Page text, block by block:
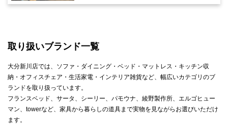
取り扱いブランド一覧
大分新川店では、ソファ・ダイニング・ベッド・マットレス・キッチン収
納・オフィスチェア・生活家電・インテリア雑貨など、幅広いカテゴリのブ
ランドを取り扱っています。
フランスベッド、サータ、シーリー、パモウナ、綾野製作所、エルゴヒュー
マン、towerなど、家具から暮らしの道具まで実物を見ながらお選びいただけ
ます。